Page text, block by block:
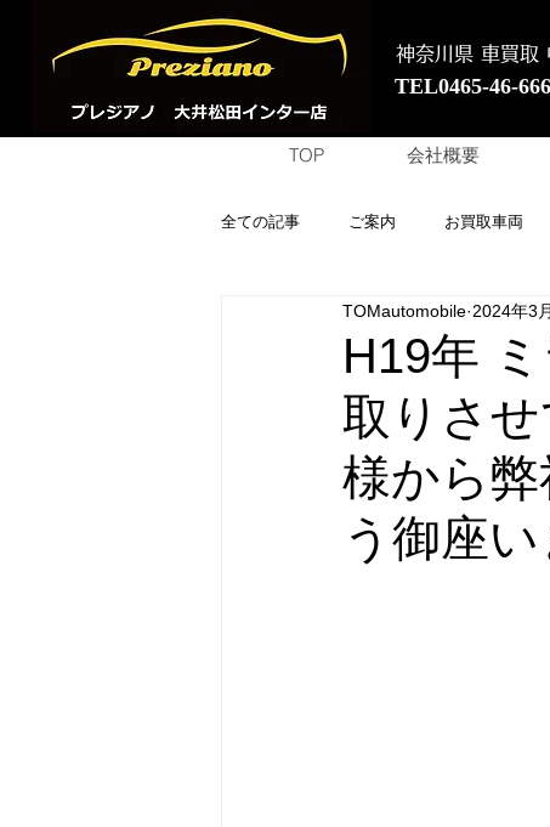
神奈川県 車買取
TEL0465-46-
TOP 会社概要
全ての記事 ご案内 お買取車両
H19年
取りさ
様から
う御座い
TOMautomobile 2024年3